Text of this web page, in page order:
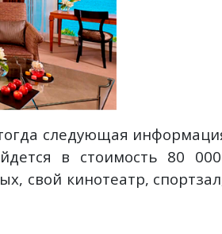
следующая
в стоимость 80
свой кинотеатр,